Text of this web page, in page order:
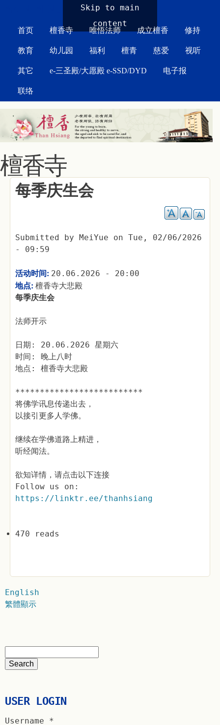
Skip to main
content
首页 檀香寺 唯悟法师 成立檀香 修持
教育 幼儿园 福利 檀青 慈爱 视听
其它 e-三圣殿/大愿殿 e-SSD/DYD 电子报
联络
檀香寺
每季庆生会
Submitted by MeiYue on Tue, 02/06/2026
- 09:59
活动时间: 20.06.2026 - 20:00
地点: 檀香寺大悲殿
每季庆生会
法师开示
日期: 20.06.2026 星期六
时间: 晚上八时
地点: 檀香寺大悲殿
**************************
将佛学讯息传递出去，
以接引更多人学佛。
继续在学佛道路上精进，
听经闻法。
欲知详情，请点击以下连接
Follow us on:
https://linktr.ee/thanhsiang
470 reads
English
繁體顯示
USER LOGIN
Username *